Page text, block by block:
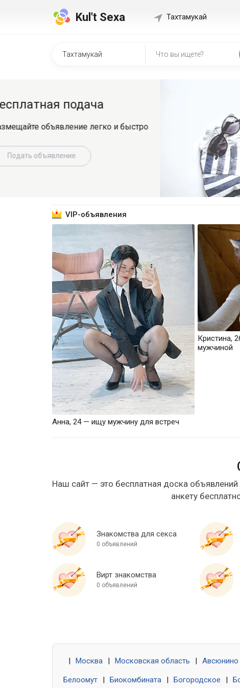
Kul't Sexa Тахтамукай
знакомиться
VIP-объявления
Анна, 24 — ищу мужчину для встреч
Кристина,
мужчиной
Наш сайт — это бесплатная доска
анкету
Знакомства для секса
0 объявлений
Вирт знакомства
0 объявлений
Москва Московская область Авсюнино
Белоомут Биокомбината Богородское